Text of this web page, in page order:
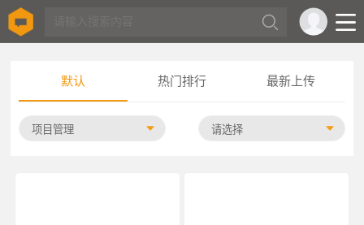
默认 热门排行 最新上传